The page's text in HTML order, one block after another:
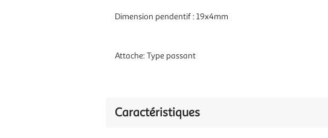
Dimension pendentif : 19x4mm
Attache: Type passant
Caractéristiques